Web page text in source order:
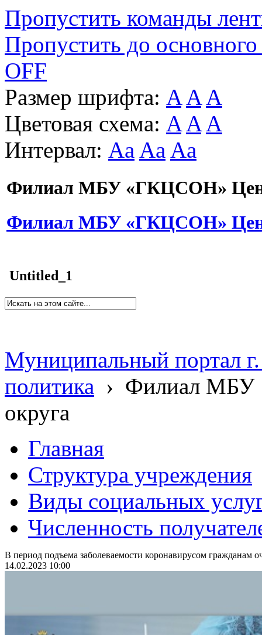
Пропустить команды
Пропустить до основного
OFF
Размер шрифта: A A A
Цветовая схема: A A A
Интервал: Aa Aa Aa
Филиал МБУ «ГКЦСОН»
Филиал МБУ «ГКЦСОН»
Untitled_1
Муниципальный портал
политика › Филиал МБУ
округа
Главная
Структура учреждения
Виды социальных
Численность
В период подъема заболеваемости коронавирусом гражданам
14.02.2023 10:00